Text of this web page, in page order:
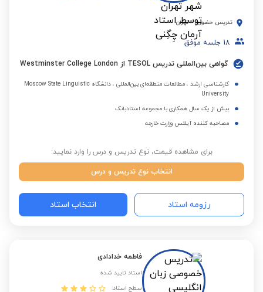
تدریس حضوری - تهران
18 جلسه موفق
گواهی بین‌المللی تدریس TESOL از Westminster College London
کارشناسی ارشد ، مطالعات منطقه‌ای بین‌المللی ، دانشگاه Moscow State Linguistic
University
بیش از یک سال همکاری با مجموعه استادبانک
مصاحبه کننده آیلتس وزارت خارجه
برای مشاهده قیمت، نوع تدریس و درس را وارد نمایید:
انتخاب نوع تدریس و درس
رزومه استاد انتخاب استاد
فاطمه خدادادی
استاد تایید شده
سطح استاد: